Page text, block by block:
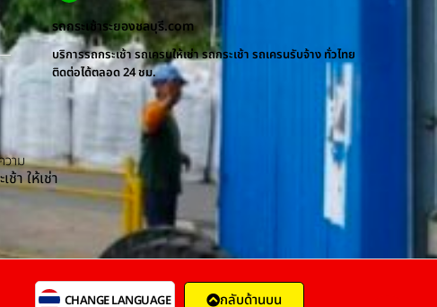
รถกระเช้าระยองชลบุรี.com
บริการรถกระเช้า รถเครนให้เช่า รถกระเช้า รถเครนรับจ้าง ทั่วไทย
ติดต่อได้ตลอด 24 ชม.
าม
ช้า ให้เช่า
CHANGE LANGUAGE กลับด้านบน